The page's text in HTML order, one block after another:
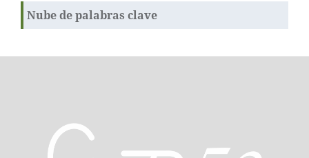
Nube de palabras clave